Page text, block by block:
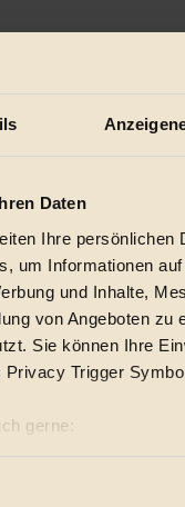
Daten
Ihre persönlichen
um Informationen
und Inhalte,
von Angeboten zu
Sie können Ihre
Trigger
gerne:
Lage erfassen,